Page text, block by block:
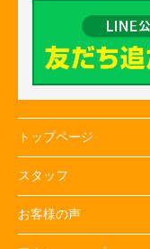
トップページ
スタッフ
お客様の声